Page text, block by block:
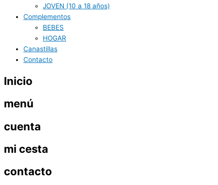
JOVEN (10 a 18 años)
Complementos
BEBES
HOGAR
Canastillas
Contacto
Inicio
menú
cuenta
mi cesta
contacto